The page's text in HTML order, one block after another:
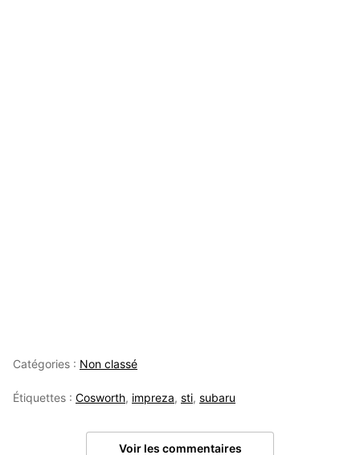
Catégories : Non classé
Étiquettes : Cosworth, impreza, sti, subaru
Voir les commentaires